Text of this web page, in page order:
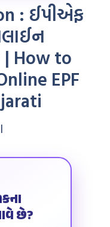
: ઈપીએફ
| How to
EPF
છે?